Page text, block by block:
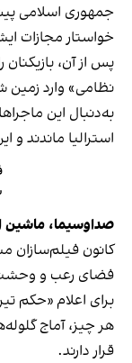
جمهوری اسلامی
خواستار مجازات
پس از آن، بازیکنان
نظامی» وارد زمین
به‌دنبال این
استرالیا ماندند و
صداوسیما، ماشین
فضای رعب و وحشت
برای اعلام «حکم
هر چیز، آماج
قرار دارند.